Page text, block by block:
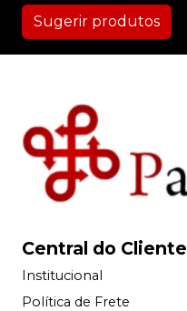
Sugerir produtos
Central do Cliente
Institucional
Política de Frete